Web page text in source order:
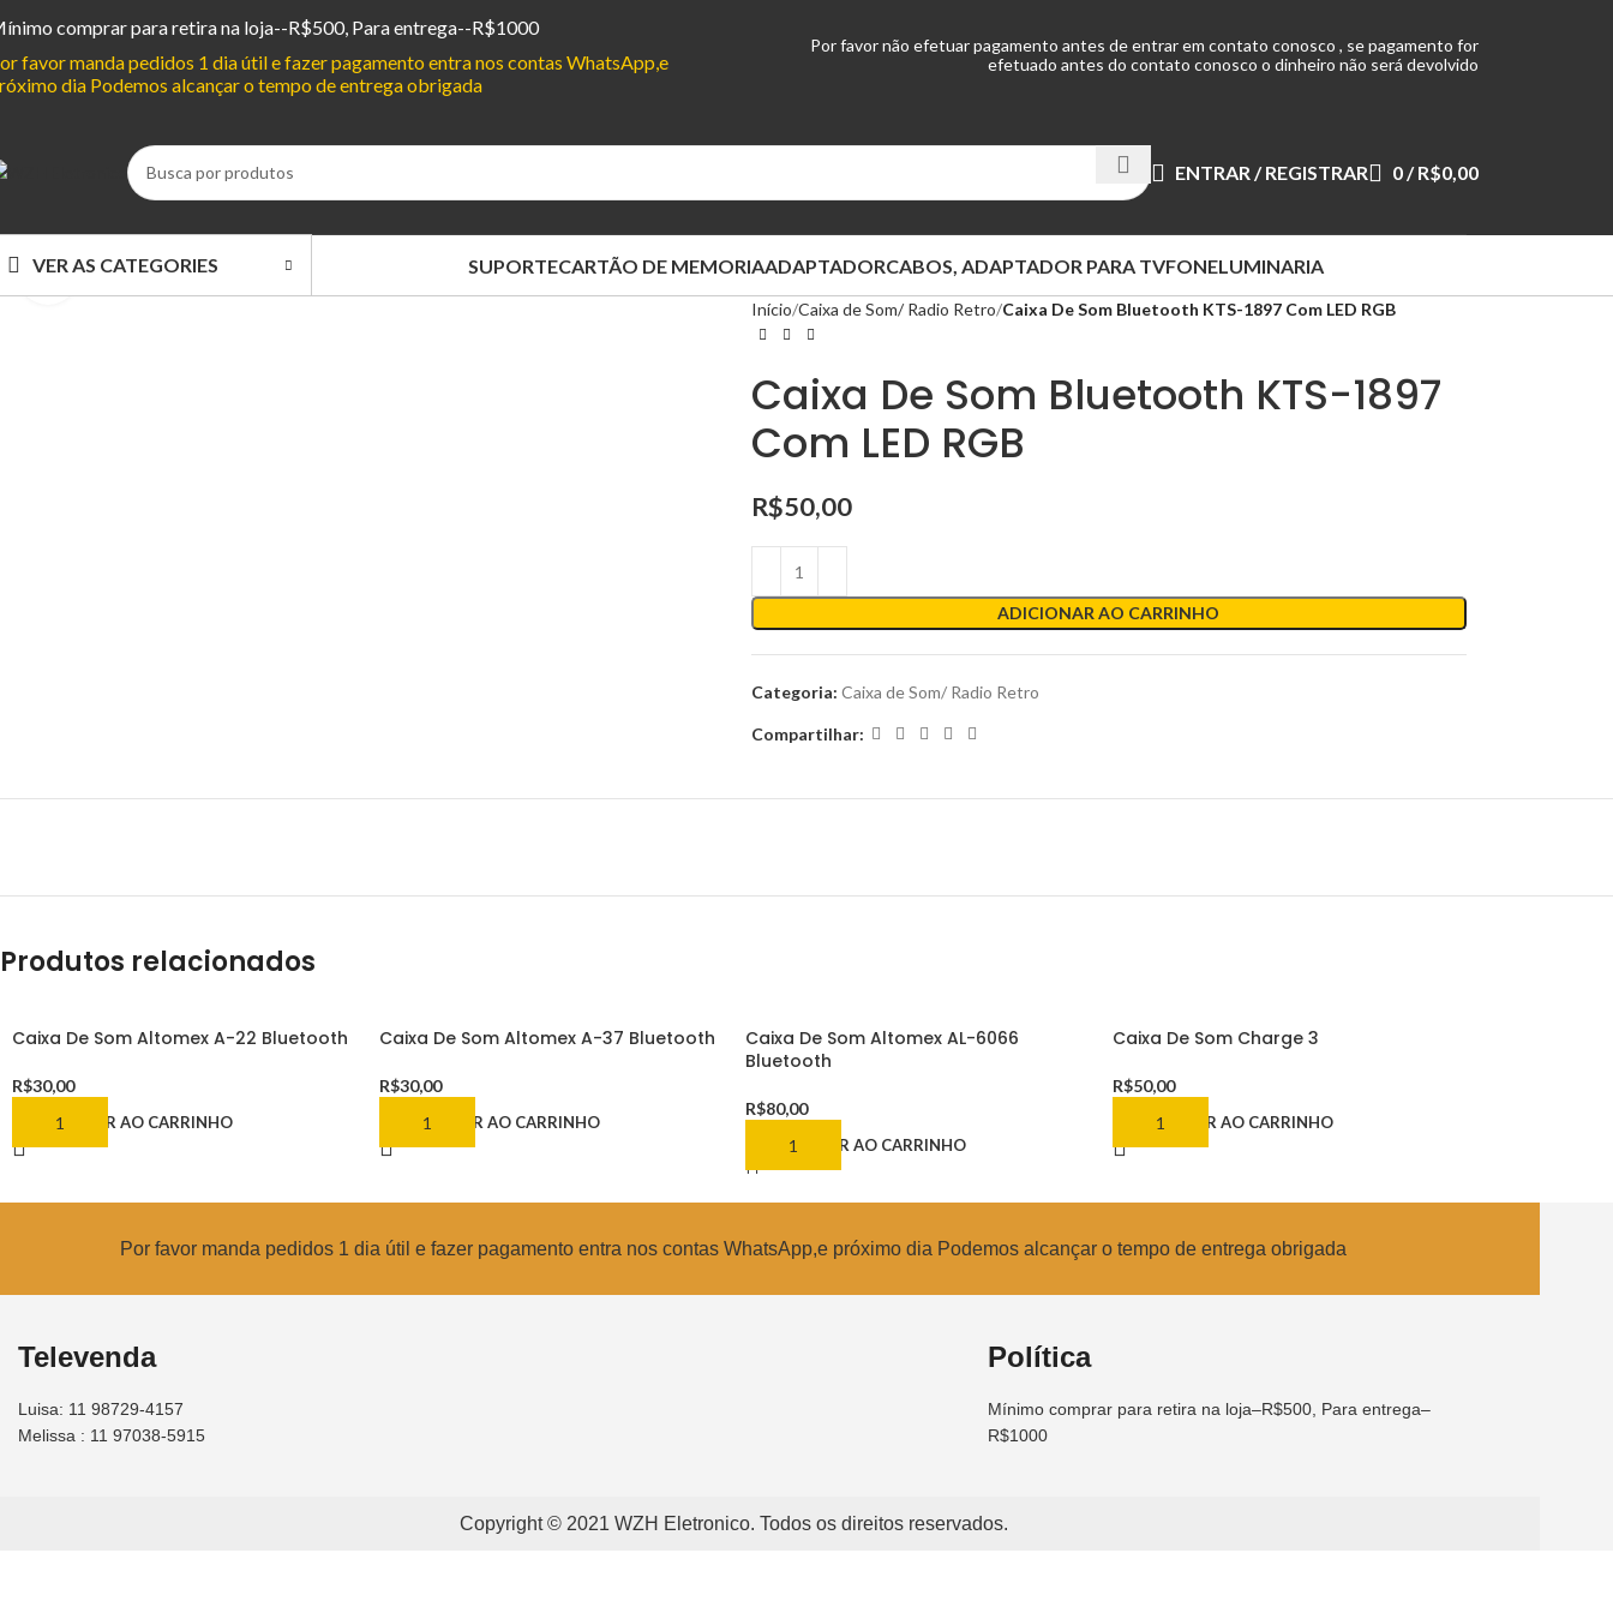
comprar para retira na loja--R$500, Para entrega--R$1000
favor manda pedidos 1 dia útil e fazer pagamento entra nos contas WhatsApp,e
dia Podemos alcançar o tempo de entrega obrigada
Por favor não efetuar pagamento antes de entrar em contato conosco , se pagamento for
efetuado antes do contato conosco o dinheiro não será devolvido
ENTRAR / REGISTRAR 0 / R$0,00
VER AS CATEGORIES SUPORTECARTÃO DE MEMORIAADAPTADORCABOS, ADAPTADOR PARA TVFONELUMINARIA
Clique para ampliar
Início Caixa de Som/ Radio Retro Caixa De Som Bluetooth KTS-1897 Com LED RGB
Caixa De Som Bluetooth KTS-1897
Com LED RGB
R$50,00
ADICIONAR AO CARRINHO
Categoria: Caixa de Som/ Radio Retro
Compartilhar:
Produtos relacionados
Caixa De Som Altomex A-22 Bluetooth
R$30,00
ADICIONAR AO CARRINHO
Caixa De Som Altomex A-37 Bluetooth
R$30,00
ADICIONAR AO CARRINHO
Caixa De Som Altomex AL-6066
Bluetooth
R$80,00
ADICIONAR AO CARRINHO
Caixa De Som Charge 3
R$50,00
ADICIONAR AO CARRINHO
Por favor manda pedidos 1 dia útil e fazer pagamento entra nos contas WhatsApp,e próximo dia Podemos alcançar o tempo de entrega obrigada
Televenda
Luisa: 11 98729-4157
Melissa : 11 97038-5915
Política
Mínimo comprar para retira na loja–R$500, Para entrega–
R$1000
Copyright © 2021 WZH Eletronico. Todos os direitos reservados.